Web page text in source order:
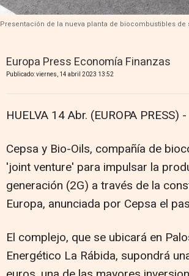
Presentación de la nueva planta de biocombustibles
Europa Press Economía Finanzas
Publicado: viernes, 14 abril 2023 13:52
HUELVA 14 Abr. (EUROPA PRESS) -
Cepsa y Bio-Oils, compañía de
'joint venture' para impulsar la
generación (2G) a través de la
Europa, anunciada por Cepsa el
El complejo, que se ubicará en
Energético La Rábida, supondrá